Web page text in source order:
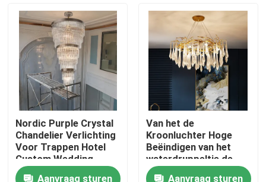
Fabriekstocht
Kwaliteitscontrole
Neem contact met ons op
Vraag een offerte
Nordic Purple Crystal
Chandelier Verlichting
Voor Trappen Hotel
Custom Wedding
Grote Lobby
Aanvraag sturen
Van het de
Kroonluchter Hoge
Beëindigen van het
waterdruppeltje de
Tegenhangerlichten
Aanvraag sturen